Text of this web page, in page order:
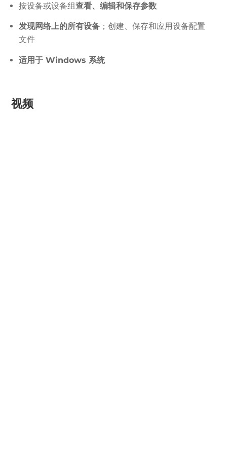
按设备或设备组查看、编辑和保存参数
发现网络上的所有设备 ；创建、保存和应用设备配置
文件
适用于 Windows 系统
视频